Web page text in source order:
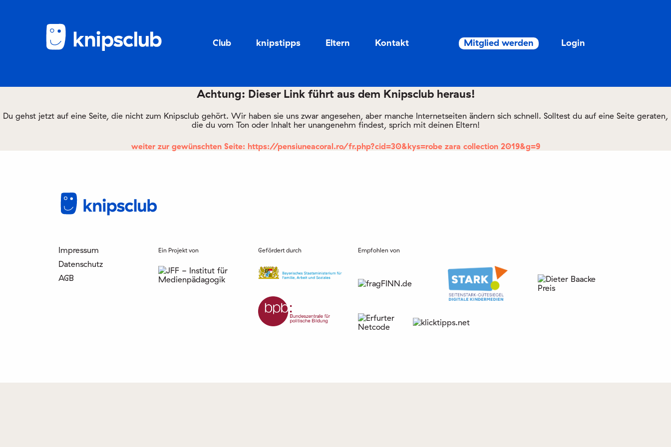
Club knipstipps Eltern Kontakt Mitglied werden Login
Achtung: Dieser Link führt aus dem Knipsclub heraus!
Du gehst jetzt auf eine Seite, die nicht zum Knipsclub gehört. Wir haben sie uns zwar angesehen, aber manche Internetseiten ändern sich schnell. Solltest du auf eine Seite geraten,
die du vom Ton oder Inhalt her unangenehm findest, sprich mit deinen Eltern!
weiter zur gewünschten Seite: https://pensiuneacoral.ro/fr.php?cid=30&kys=robe zara collection 2019&g=9
Impressum
Datenschutz
AGB
Ein Projekt von Gefördert durch Empfohlen von